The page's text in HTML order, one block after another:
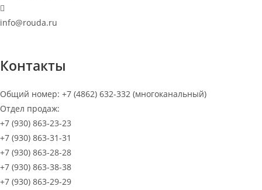
info@rouda.ru
Контакты
Общий номер: +7 (4862) 632-332 (многоканальный)
Отдел продаж:
+7 (930) 863-23-23
+7 (930) 863-31-31
+7 (930) 863-28-28
+7 (930) 863-38-38
+7 (930) 863-29-29